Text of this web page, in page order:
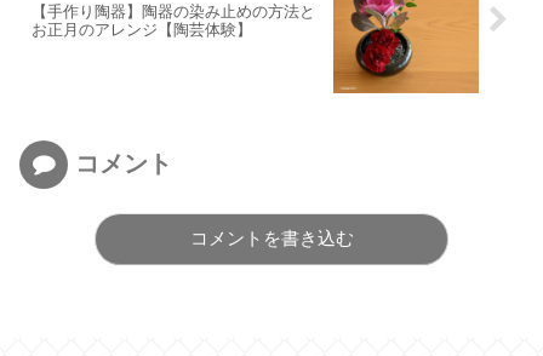
【手作り陶器】陶器の染み止めの方法と
お正月のアレンジ【陶芸体験】
コメント
コメントを書き込む